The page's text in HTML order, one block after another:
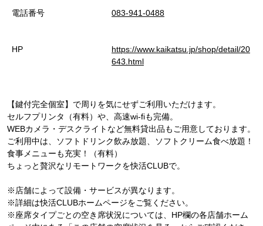
電話番号 083-941-0488
HP
https://www.kaikatsu.jp/shop/detail/20
643.html
【鍵付完全個室】で周りを気にせずご利用いただけます。
セルフプリンタ（有料）や、高速wi-fiも完備。
WEBカメラ・デスクライトなど無料貸出品もご用意しております。
ご利用中は、ソフトドリンク飲み放題、ソフトクリーム食べ放題！
食事メニューも充実！（有料）
ちょっと贅沢なリモートワークを快活CLUBで。
※店舗によって設備・サービスが異なります。
※詳細は快活CLUBホームページをご覧ください。
※座席タイプごとの空き席状況については、HP欄の各店舗ホーム